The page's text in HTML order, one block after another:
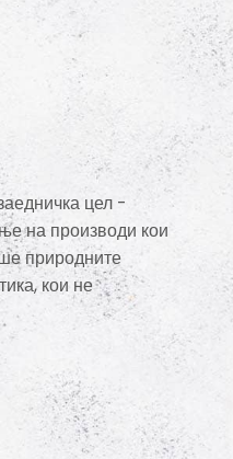
цел -
на производи кои
природните
кои не